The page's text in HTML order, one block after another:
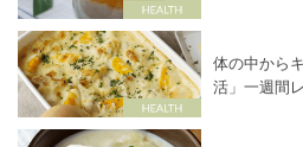
体の中から
活」一週間